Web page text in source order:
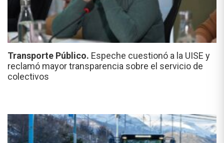
Transporte Público. Espeche cuestionó a la UISE y
reclamó mayor transparencia sobre el servicio de
colectivos